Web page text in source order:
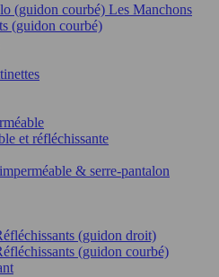
(guidon courbé) Les Manchons
(guidon courbé)
et réfléchissante
& serre-pantalon
(guidon droit)
(guidon courbé)